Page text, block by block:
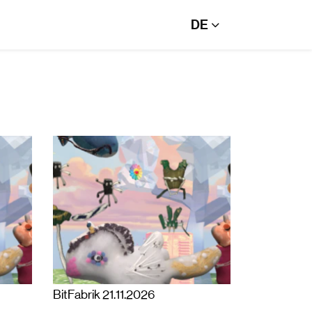
DE
BitFabrik 21.11.2026